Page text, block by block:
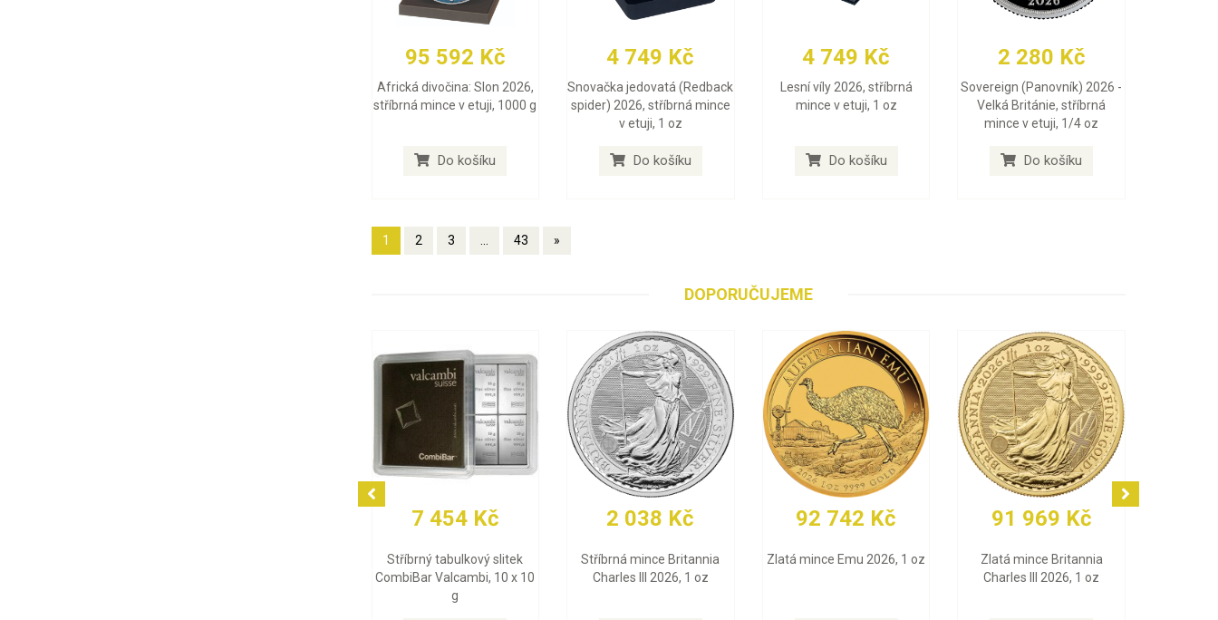
95 592 Kč
Africká divočina: Slon 2026,
stříbrná mince v etuji, 1000 g
Do košíku
4 749 Kč
Snovačka jedovatá (Redback
spider) 2026, stříbrná mince
v etuji, 1 oz
Do košíku
4 749 Kč
Lesní víly 2026, stříbrná
mince v etuji, 1 oz
Do košíku
2 280 Kč
Sovereign (Panovník) 2026 -
Velká Británie, stříbrná
mince v etuji, 1/4 oz
Do košíku
1 2 3 ... 43 »
DOPORUČUJEME
Zlatá mince Emu 2026, 1 oz
91 969 Kč
Zlatá mince Britannia
Charles III 2026, 1 oz
30 009 Kč
Zlatý slitek Valcambi 10 g
91 565 Kč
Zlatá mince Maple Leaf
77 775 Kč
Zlatý slitek PAMP Fortuna
(Multigram), 25 x 1 g